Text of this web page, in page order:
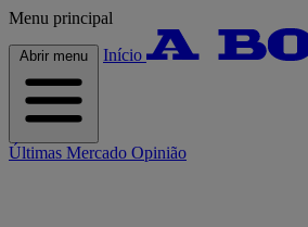
Menu principal
Abrir menu Início
Últimas Mercado Opinião